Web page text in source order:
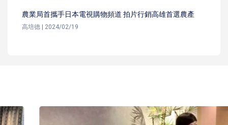
農業局首攜手日本電視購物頻道 拍片行銷高雄首選農產
高培德 | 2024/02/19